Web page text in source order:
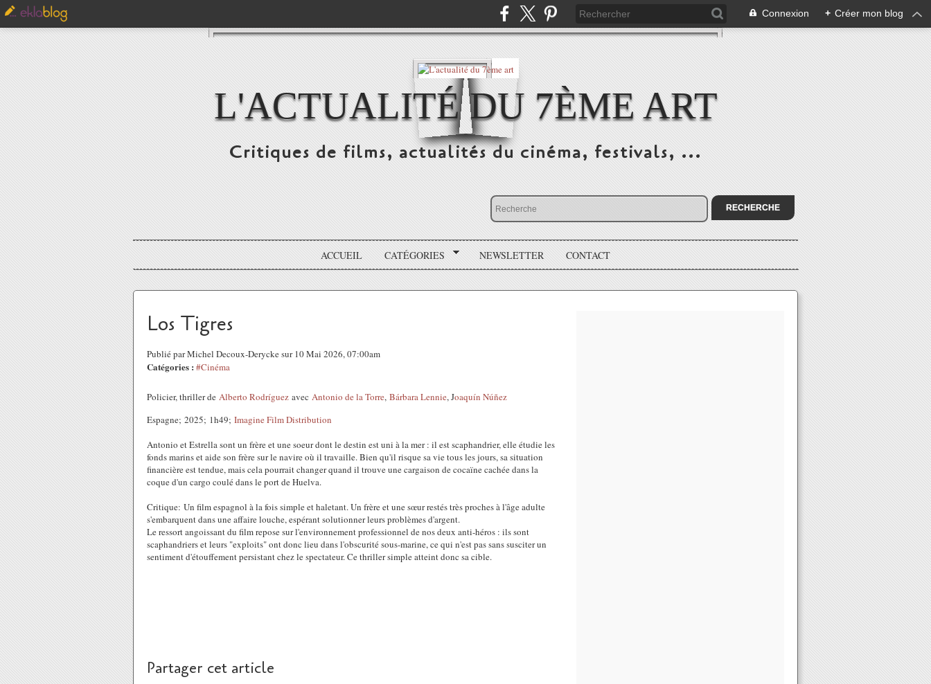
Connexion + Créer mon blog
L'ACTUALITÉ DU 7ÈME ART
Critiques de films, actualités du cinéma, festivals, ...
ACCUEIL CATÉGORIES NEWSLETTER CONTACT
Los Tigres
Publié par Michel Decoux-Derycke sur 10 Mai 2026, 07:00am
Catégories : #Cinéma
Policier, thriller de Alberto Rodríguez avec Antonio de la Torre, Bárbara Lennie, Joaquín Núñez
Espagne; 2025; 1h49; Imagine Film Distribution
Antonio et Estrella sont un frère et une soeur dont le destin est uni à la mer : il est scaphandrier, elle étudie les
fonds marins et aide son frère sur le navire où il travaille. Bien qu'il risque sa vie tous les jours, sa situation
financière est tendue, mais cela pourrait changer quand il trouve une cargaison de cocaïne cachée dans la
coque d'un cargo coulé dans le port de Huelva.
Critique: Un film espagnol à la fois simple et haletant. Un frère et une sœur restés très proches à l'âge adulte
s'embarquent dans une affaire louche, espérant solutionner leurs problèmes d'argent.
Le ressort angoissant du film repose sur l'environnement professionnel de nos deux anti-héros : ils sont
scaphandriers et leurs "exploits" ont donc lieu dans l'obscurité sous-marine, ce qui n'est pas sans susciter un
sentiment d'étouffement persistant chez le spectateur. Ce thriller simple atteint donc sa cible.
Partager cet article